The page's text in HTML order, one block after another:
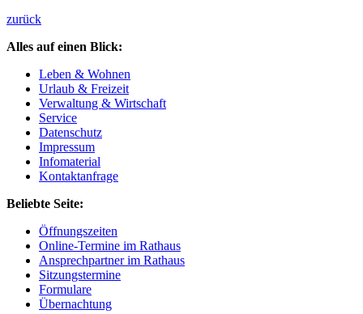
zurück
Alles auf einen Blick:
Leben & Wohnen
Urlaub & Freizeit
Verwaltung & Wirtschaft
Service
Datenschutz
Impressum
Infomaterial
Kontaktanfrage
Beliebte Seite:
Öffnungszeiten
Online-Termine im Rathaus
Ansprechpartner im Rathaus
Sitzungstermine
Formulare
Übernachtung